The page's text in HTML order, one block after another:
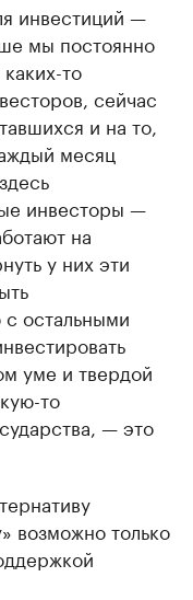
инвестиций —
мы постоянно
то
сейчас
и на то,
месяц
инвесторы —
на
у них эти
остальными
уме и твердой
то
— это
возможно только